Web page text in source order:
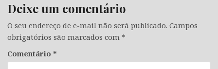
Deixe um comentário
O seu endereço de e-mail não será publicado. Campos
obrigatórios são marcados com *
Comentário *